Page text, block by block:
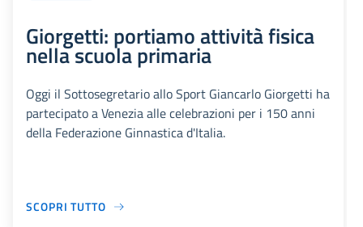
Giorgetti: portiamo attività fisica
nella scuola primaria
Oggi il Sottosegretario allo Sport Giancarlo Giorgetti ha
partecipato a Venezia alle celebrazioni per i 150 anni
della Federazione Ginnastica d'Italia.
SCOPRI TUTTO